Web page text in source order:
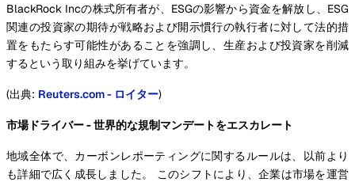
BlackRock Incの株式所有者が、ESGの影響から資金を解放し、ESG
関連の投資家の期待が戦略および開示慣行の執行者に対して法的措
置をもたらす可能性があることを強調し、生産および投資家を削減
するという取り組みを挙げています。
(出典: Reuters.com - ロイター)
市場ドライバー - 世界的な規制マンデートをエスカレート
地域全体で、カーボンレポーティングに関するルールは、以前より
も詳細で広く成長しました。 このシフトにより、企業は市場を運営